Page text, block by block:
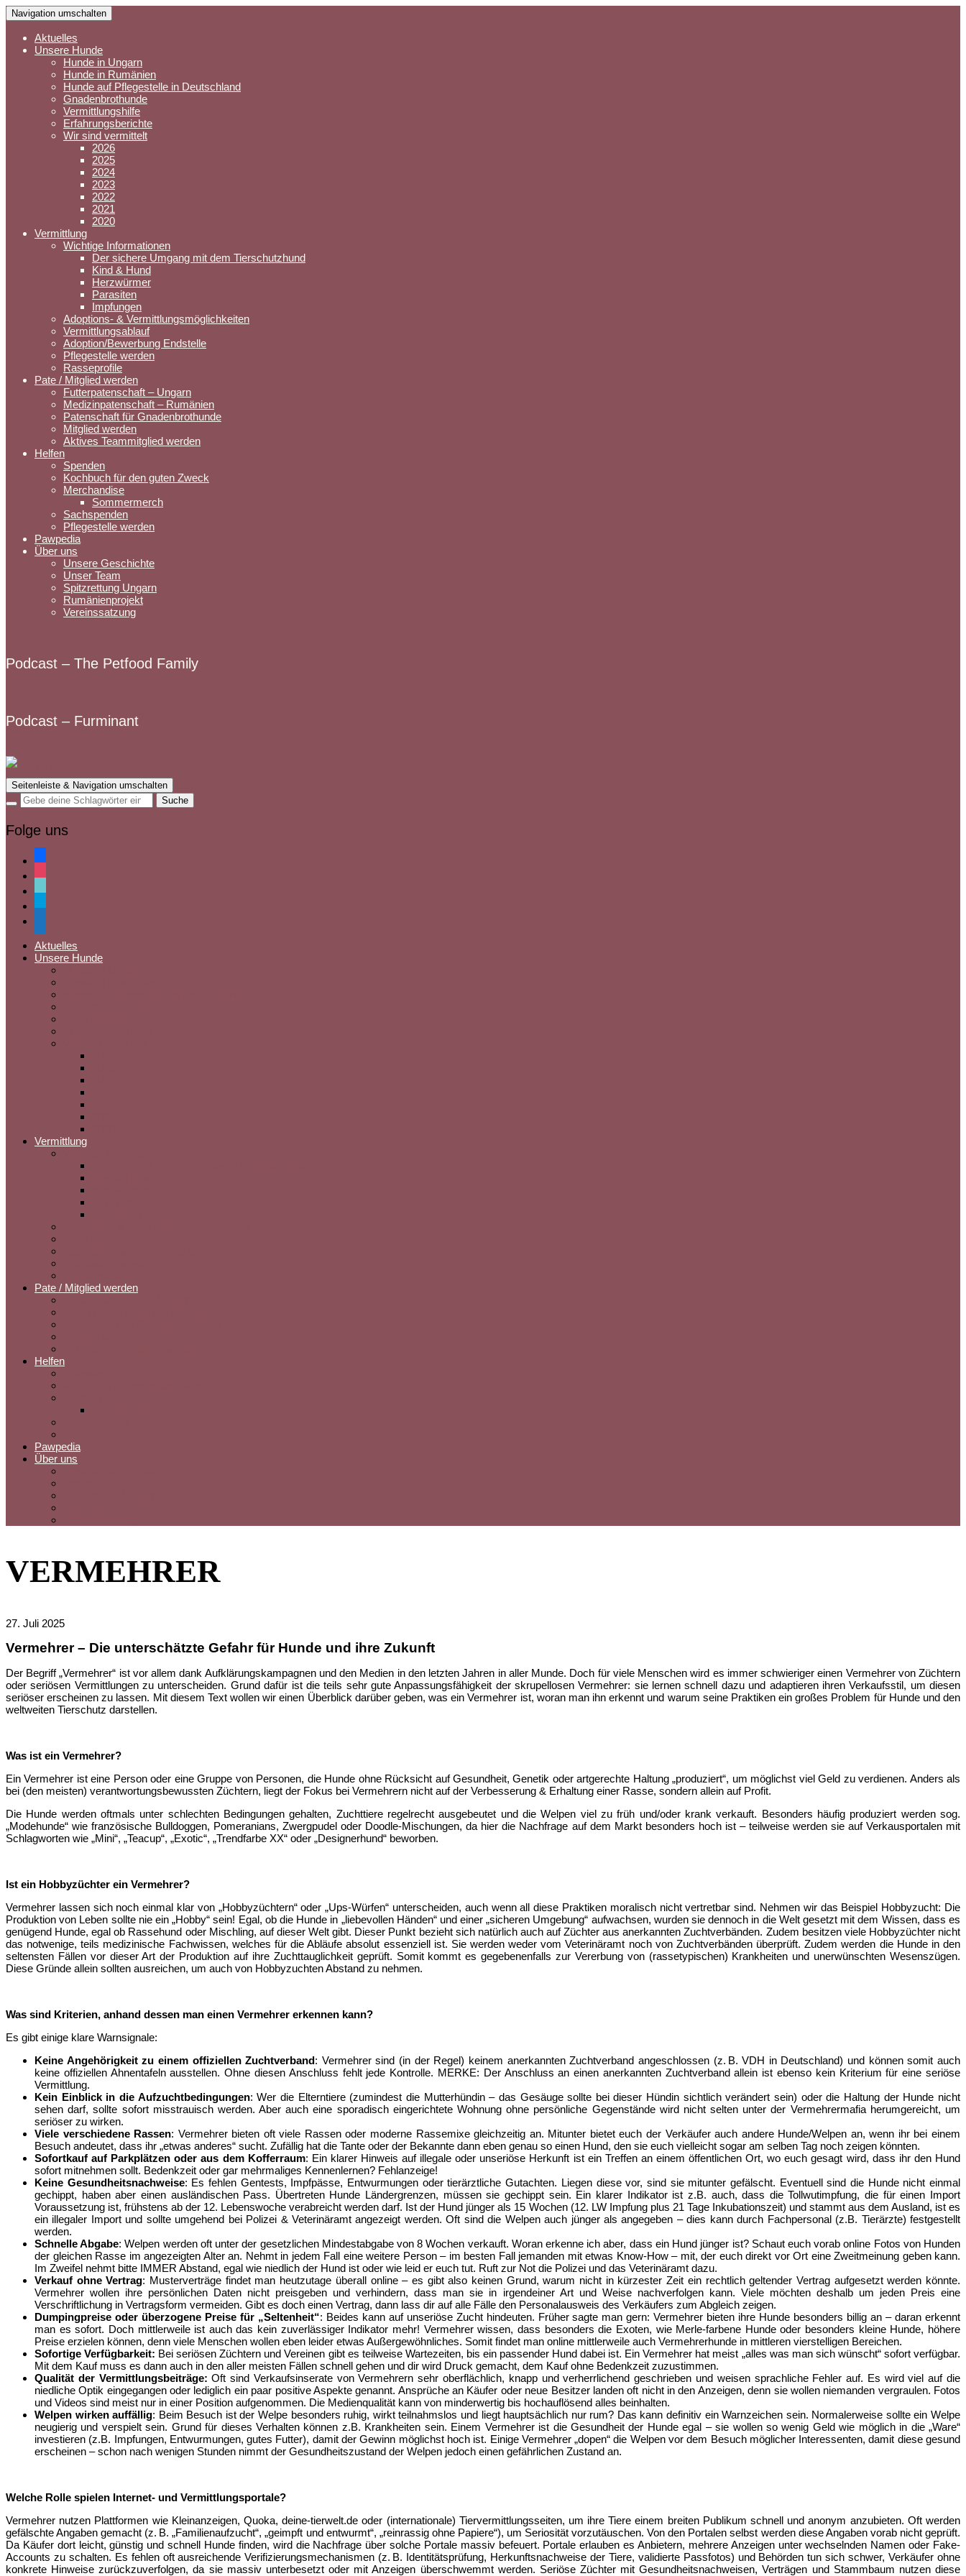
Navigation umschalten
Aktuelles
Unsere Hunde
Hunde in Ungarn
Hunde in Rumänien
Hunde auf Pflegestelle in Deutschland
Gnadenbrothunde
Vermittlungshilfe
Erfahrungsberichte
Wir sind vermittelt
2026
2025
2024
2023
2022
2021
2020
Vermittlung
Wichtige Informationen
Der sichere Umgang mit dem Tierschutzhund
Kind & Hund
Herzwürmer
Parasiten
Impfungen
Adoptions- & Vermittlungsmöglichkeiten
Vermittlungsablauf
Adoption/Bewerbung Endstelle
Pflegestelle werden
Rasseprofile
Pate / Mitglied werden
Futterpatenschaft – Ungarn
Medizinpatenschaft – Rumänien
Patenschaft für Gnadenbrothunde
Mitglied werden
Aktives Teammitglied werden
Helfen
Spenden
Kochbuch für den guten Zweck
Merchandise
Sommermerch
Sachspenden
Pflegestelle werden
Pawpedia
Über uns
Unsere Geschichte
Unser Team
Spitzrettung Ungarn
Rumänienprojekt
Vereinssatzung
Podcast – The Petfood Family
Podcast – Furminant
Seitenleiste & Navigation umschalten
Folge uns
Aktuelles
Unsere Hunde
Vermittlung
Pate / Mitglied werden
Helfen
Pawpedia
Über uns
VERMEHRER
27. Juli 2025
Vermehrer – Die unterschätzte Gefahr für Hunde und ihre Zukunft
Der Begriff „Vermehrer“ ist vor allem dank Aufklärungskampagnen und den Medien in den letzten Jahren in aller Munde. Doch für viele Menschen wird es immer schwieriger einen Vermehrer von Züchtern
oder seriösen Vermittlungen zu unterscheiden. Grund dafür ist die teils sehr gute Anpassungsfähigkeit der skrupellosen Vermehrer: sie lernen schnell dazu und adaptieren ihren Verkaufsstil, um diesen
seriöser erscheinen zu lassen. Mit diesem Text wollen wir einen Überblick darüber geben, was ein Vermehrer ist, woran man ihn erkennt und warum seine Praktiken ein großes Problem für Hunde und den
weltweiten Tierschutz darstellen.
Was ist ein Vermehrer?
Ein Vermehrer ist eine Person oder eine Gruppe von Personen, die Hunde ohne Rücksicht auf Gesundheit, Genetik oder artgerechte Haltung „produziert“, um möglichst viel Geld zu verdienen. Anders als
bei (den meisten) verantwortungsbewussten Züchtern, liegt der Fokus bei Vermehrern nicht auf der Verbesserung & Erhaltung einer Rasse, sondern allein auf Profit.
Die Hunde werden oftmals unter schlechten Bedingungen gehalten, Zuchttiere regelrecht ausgebeutet und die Welpen viel zu früh und/oder krank verkauft. Besonders häufig produziert werden sog.
„Modehunde“ wie französische Bulldoggen, Pomeranians, Zwergpudel oder Doodle-Mischungen, da hier die Nachfrage auf dem Markt besonders hoch ist – teilweise werden sie auf Verkausportalen mit
Schlagworten wie „Mini“, „Teacup“, „Exotic“, „Trendfarbe XX“ oder „Designerhund“ beworben.
Ist ein Hobbyzüchter ein Vermehrer?
Vermehrer lassen sich noch einmal klar von „Hobbyzüchtern“ oder „Ups-Würfen“ unterscheiden, auch wenn all diese Praktiken moralisch nicht vertretbar sind. Nehmen wir das Beispiel Hobbyzucht: Die
Produktion von Leben sollte nie ein „Hobby“ sein! Egal, ob die Hunde in „liebevollen Händen“ und einer „sicheren Umgebung“ aufwachsen, wurden sie dennoch in die Welt gesetzt mit dem Wissen, dass es
genügend Hunde, egal ob Rassehund oder Mischling, auf dieser Welt gibt. Dieser Punkt bezieht sich natürlich auch auf Züchter aus anerkannten Zuchtverbänden. Zudem besitzen viele Hobbyzüchter nicht
das notwenige, teils medizinische Fachwissen, welches für die Abläufe absolut essenziell ist. Sie werden weder vom Veterinäramt noch von Zuchtverbänden überprüft. Zudem werden die Hunde in den
seltensten Fällen vor dieser Art der Produktion auf ihre Zuchttauglichkeit geprüft. Somit kommt es gegebenenfalls zur Vererbung von (rassetypischen) Krankheiten und unerwünschten Wesenszügen.
Diese Gründe allein sollten ausreichen, um auch von Hobbyzuchten Abstand zu nehmen.
Was sind Kriterien, anhand dessen man einen Vermehrer erkennen kann?
Es gibt einige klare Warnsignale:
Keine Angehörigkeit zu einem offiziellen Zuchtverband: Vermehrer sind (in der Regel) keinem anerkannten Zuchtverband angeschlossen (z. B. VDH in Deutschland) und können somit auch
keine offiziellen Ahnentafeln ausstellen. Ohne diesen Anschluss fehlt jede Kontrolle. MERKE: Der Anschluss an einen anerkannten Zuchtverband allein ist ebenso kein Kriterium für eine seriöse
Vermittlung.
Kein Einblick in die Aufzuchtbedingungen: Wer die Elterntiere (zumindest die Mutterhündin – das Gesäuge sollte bei dieser Hündin sichtlich verändert sein) oder die Haltung der Hunde nicht
sehen darf, sollte sofort misstrauisch werden. Aber auch eine sporadisch eingerichtete Wohnung ohne persönliche Gegenstände wird nicht selten unter der Vermehrermafia herumgereicht, um
seriöser zu wirken.
Viele verschiedene Rassen: Vermehrer bieten oft viele Rassen oder moderne Rassemixe gleichzeitig an. Mitunter bietet euch der Verkäufer auch andere Hunde/Welpen an, wenn ihr bei einem
Besuch andeutet, dass ihr „etwas anderes“ sucht. Zufällig hat die Tante oder der Bekannte dann eben genau so einen Hund, den sie euch vielleicht sogar am selben Tag noch zeigen könnten.
Sofortkauf auf Parkplätzen oder aus dem Kofferraum: Ein klarer Hinweis auf illegale oder unseriöse Herkunft ist ein Treffen an einem öffentlichen Ort, wo euch gesagt wird, dass ihr den Hund
sofort mitnehmen sollt. Bedenkzeit oder gar mehrmaliges Kennenlernen? Fehlanzeige!
Keine Gesundheitsnachweise: Es fehlen Gentests, Impfpässe, Entwurmungen oder tierärztliche Gutachten. Liegen diese vor, sind sie mitunter gefälscht. Eventuell sind die Hunde nicht einmal
gechippt, haben aber einen ausländischen Pass. Übertreten Hunde Ländergrenzen, müssen sie gechippt sein. Ein klarer Indikator ist z.B. auch, dass die Tollwutimpfung, die für einen Import
Voraussetzung ist, frühstens ab der 12. Lebenswoche verabreicht werden darf. Ist der Hund jünger als 15 Wochen (12. LW Impfung plus 21 Tage Inkubationszeit) und stammt aus dem Ausland, ist es
ein illegaler Import und sollte umgehend bei Polizei & Veterinäramt angezeigt werden. Oft sind die Welpen auch jünger als angegeben – dies kann durch Fachpersonal (z.B. Tierärzte) festgestellt
werden.
Schnelle Abgabe: Welpen werden oft unter der gesetzlichen Mindestabgabe von 8 Wochen verkauft. Woran erkenne ich aber, dass ein Hund jünger ist? Schaut euch vorab online Fotos von Hunden
der gleichen Rasse im angezeigten Alter an. Nehmt in jedem Fall eine weitere Person – im besten Fall jemanden mit etwas Know-How – mit, der euch direkt vor Ort eine Zweitmeinung geben kann.
Im Zweifel nehmt bitte IMMER Abstand, egal wie niedlich der Hund ist oder wie leid er euch tut. Ruft zur Not die Polizei und das Veterinäramt dazu.
Verkauf ohne Vertrag: Musterverträge findet man heutzutage überall online – es gibt also keinen Grund, warum nicht in kürzester Zeit ein rechtlich geltender Vertrag aufgesetzt werden könnte.
Vermehrer wollen ihre persönlichen Daten nicht preisgeben und verhindern, dass man sie in irgendeiner Art und Weise nachverfolgen kann. Viele möchten deshalb um jeden Preis eine
Verschriftlichung in Vertragsform vermeiden. Gibt es doch einen Vertrag, dann lass dir auf alle Fälle den Personalausweis des Verkäufers zum Abgleich zeigen.
Dumpingpreise oder überzogene Preise für „Seltenheit“: Beides kann auf unseriöse Zucht hindeuten. Früher sagte man gern: Vermehrer bieten ihre Hunde besonders billig an – daran erkennt
man es sofort. Doch mittlerweile ist auch das kein zuverlässiger Indikator mehr! Vermehrer wissen, dass besonders die Exoten, wie Merle-farbene Hunde oder besonders kleine Hunde, höhere
Preise erzielen können, denn viele Menschen wollen eben leider etwas Außergewöhnliches. Somit findet man online mittlerweile auch Vermehrerhunde in mittleren vierstelligen Bereichen.
Sofortige Verfügbarkeit: Bei seriösen Züchtern und Vereinen gibt es teilweise Wartezeiten, bis ein passender Hund dabei ist. Ein Vermehrer hat meist „alles was man sich wünscht“ sofort verfügbar.
Mit dem Kauf muss es dann auch in den aller meisten Fällen schnell gehen und dir wird Druck gemacht, dem Kauf ohne Bedenkzeit zuzustimmen.
Qualität der Vermittlungsbeiträge:Oft sind Verkaufsinserate von Vermehrern sehr oberflächlich, knapp und verherrlichend geschrieben und weisen sprachliche Fehler auf. Es wird viel auf die
niedliche Optik eingegangen oder lediglich ein paar positive Aspekte genannt. Ansprüche an Käufer oder neue Besitzer landen oft nicht in den Anzeigen, denn sie wollen niemanden vergraulen. Fotos
und Videos sind meist nur in einer Position aufgenommen. Die Medienqualität kann von minderwertig bis hochauflösend alles beinhalten.
Welpen wirken auffällig: Beim Besuch ist der Welpe besonders ruhig, wirkt teilnahmslos und liegt hauptsächlich nur rum? Das kann definitiv ein Warnzeichen sein. Normalerweise sollte ein Welpe
neugierig und verspielt sein. Grund für dieses Verhalten können z.B. Krankheiten sein. Einem Vermehrer ist die Gesundheit der Hunde egal – sie wollen so wenig Geld wie möglich in die „Ware“
investieren (z.B. Impfungen, Entwurmungen, gutes Futter), damit der Gewinn möglichst hoch ist. Einige Vermehrer „dopen“ die Welpen vor dem Besuch möglicher Interessenten, damit diese gesund
erscheinen – schon nach wenigen Stunden nimmt der Gesundheitszustand der Welpen jedoch einen gefährlichen Zustand an.
Welche Rolle spielen Internet- und Vermittlungsportale?
Vermehrer nutzen Plattformen wie Kleinanzeigen, Quoka, deine-tierwelt.de oder (internationale) Tiervermittlungsseiten, um ihre Tiere einem breiten Publikum schnell und anonym anzubieten. Oft werden
gefälschte Angaben gemacht (z. B. „Familienaufzucht“, „geimpft und entwurmt“, „reinrassig ohne Papiere“), um Seriosität vorzutäuschen. Von den Portalen selbst werden diese Angaben vorab nicht geprüft.
Da Käufer dort leicht, günstig und schnell Hunde finden, wird die Nachfrage über solche Portale massiv befeuert. Portale erlauben es Anbietern, mehrere Anzeigen unter wechselnden Namen oder Fake-
Accounts zu schalten. Es fehlen oft ausreichende Verifizierungsmechanismen (z. B. Identitätsprüfung, Herkunftsnachweise der Tiere, validierte Passfotos) und Behörden tun sich schwer, Verkäufer ohne
konkrete Hinweise zurückzuverfolgen, da sie massiv unterbesetzt oder mit Anzeigen überschwemmt werden. Seriöse Züchter mit Gesundheitsnachweisen, Verträgen und Stammbaum nutzen diese